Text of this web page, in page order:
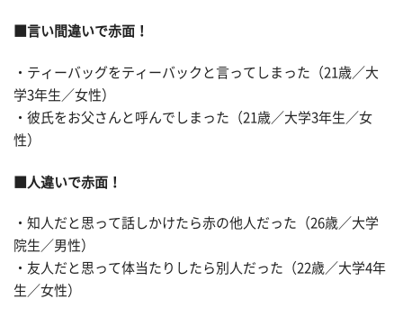
■言い間違いで赤面！
・ティーバッグをティーバックと言ってしまった（21歳／大
学3年生／女性）
・彼氏をお父さんと呼んでしまった（21歳／大学3年生／女
性）
■人違いで赤面！
・知人だと思って話しかけたら赤の他人だった（26歳／大学
院生／男性）
・友人だと思って体当たりしたら別人だった（22歳／大学4年
生／女性）